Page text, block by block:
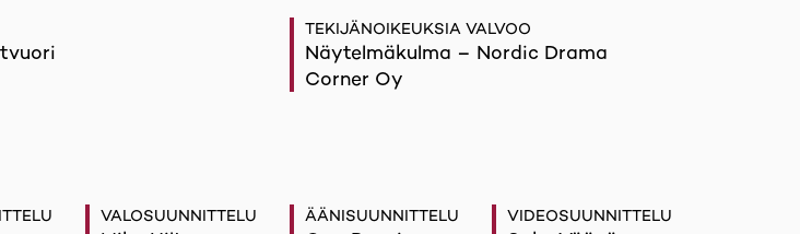
TEKIJÄNOIKEUKSIA VALVOO
Näytelmäkulma – Nordic Drama
Corner Oy
VALOSUUNNITTELU ÄÄNISUUNNITTELU VIDEOSUUNNITTELU